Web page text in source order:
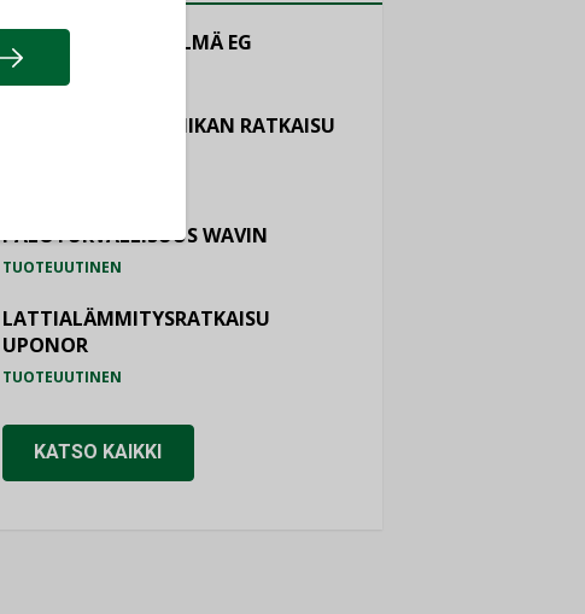
HALLINTAJÄRJESTELMÄ EG
TUOTEUUTINEN
ILMASTOINTITEKNIIKAN RATKAISU
PALOTURVALLISUUS WAVIN
TUOTEUUTINEN
LATTIALÄMMITYSRATKAISU
UPONOR
TUOTEUUTINEN
KATSO KAIKKI